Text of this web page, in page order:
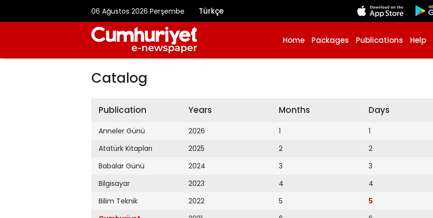
06 Ağustos 2026 Perşembe Türkçe
Home Packages Publications Help
Catalog
Publication
Anneler Günü
Atatürk Kitapları
Babalar Günü
Bilgisayar
Bilim Teknik
Years
2026
2025
2024
2023
2022
Months
1
2
3
4
5
Days
1
2
3
4
5